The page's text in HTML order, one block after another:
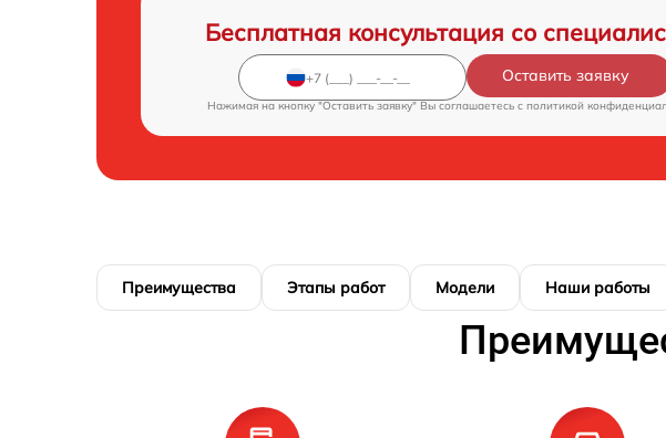
Бесплатная консультация со
Оставить заявку
Нажимая на кнопку "Оставить заявку" Вы соглашаетесь c политикой
Преимущества Этапы работ Модели Наши работы